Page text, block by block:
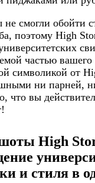
смогли обойти
поэтому High
частью
символикой от
ни парней,
что вы
High
и стиля в